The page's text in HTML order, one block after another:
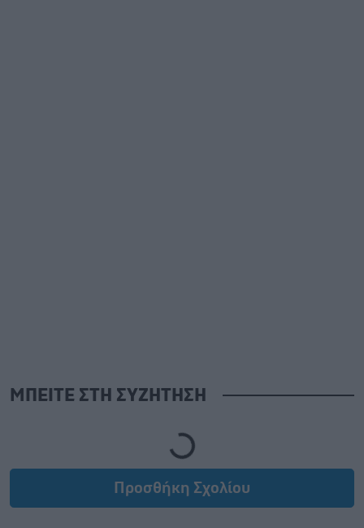
ΜΠΕΙΤΕ ΣΤΗ ΣΥΖΗΤΗΣΗ
Loading...
Προσθήκη Σχολίου